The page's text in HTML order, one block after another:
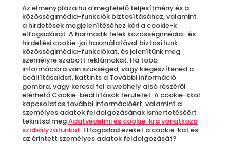
-50%
Hotel
Bar,
Az elmenyplaza.hu a megfelelő teljesítmény és a
közösségimédia-funkciók biztosításához, valamint
a hirdetések megjelenítéséhez kéri a cookie-k
elfogadását. A harmadik felek közösségimédia- és
hirdetési cookie-jai használatával biztosítunk
közösségimédia-funkciókat, és jelenítünk meg
személyre szabott reklámokat. Ha több
információra van szükséged, vagy kiegészítenéd a
beállításaidat, kattints a További információ
gombra, vagy keresd fel a webhely alsó részéről
elérhető Cookie-beállítások területet. A cookie-kkal
kapcsolatos további információért, valamint a
személyes adatok feldolgozásának ismertetéséért
tekintsd megAdatvédelmi és cookie-kra vonatkozó
szabályzatunkat. Elfogadod ezeket a cookie-kat és
az érintett személyes adatok feldolgozását?